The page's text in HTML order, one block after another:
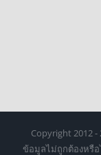
Copyright 2012
ข้อมูลไม่ถูกต้องหรื